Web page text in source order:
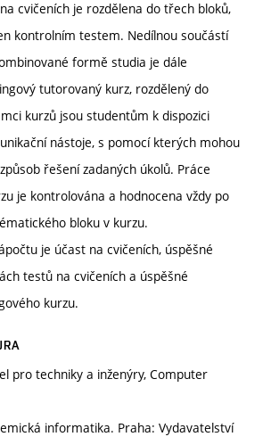
cvičeních je rozdělena do třech bloků,
kontrolním testem. Nedílnou součástí
formě studia je dále
tutorovaný kurz, rozdělený do
kurzů jsou studentům k dispozici
nástoje, s pomocí kterých mohou
řešení zadaných úkolů. Práce
je kontrolována a hodnocena vždy po
bloku v kurzu.
je účast na cvičeních, úspěšné
testů na cvičeních a úspěšné
kurzu.
pro techniky a inženýry, Computer
informatika. Praha: Vydavatelství